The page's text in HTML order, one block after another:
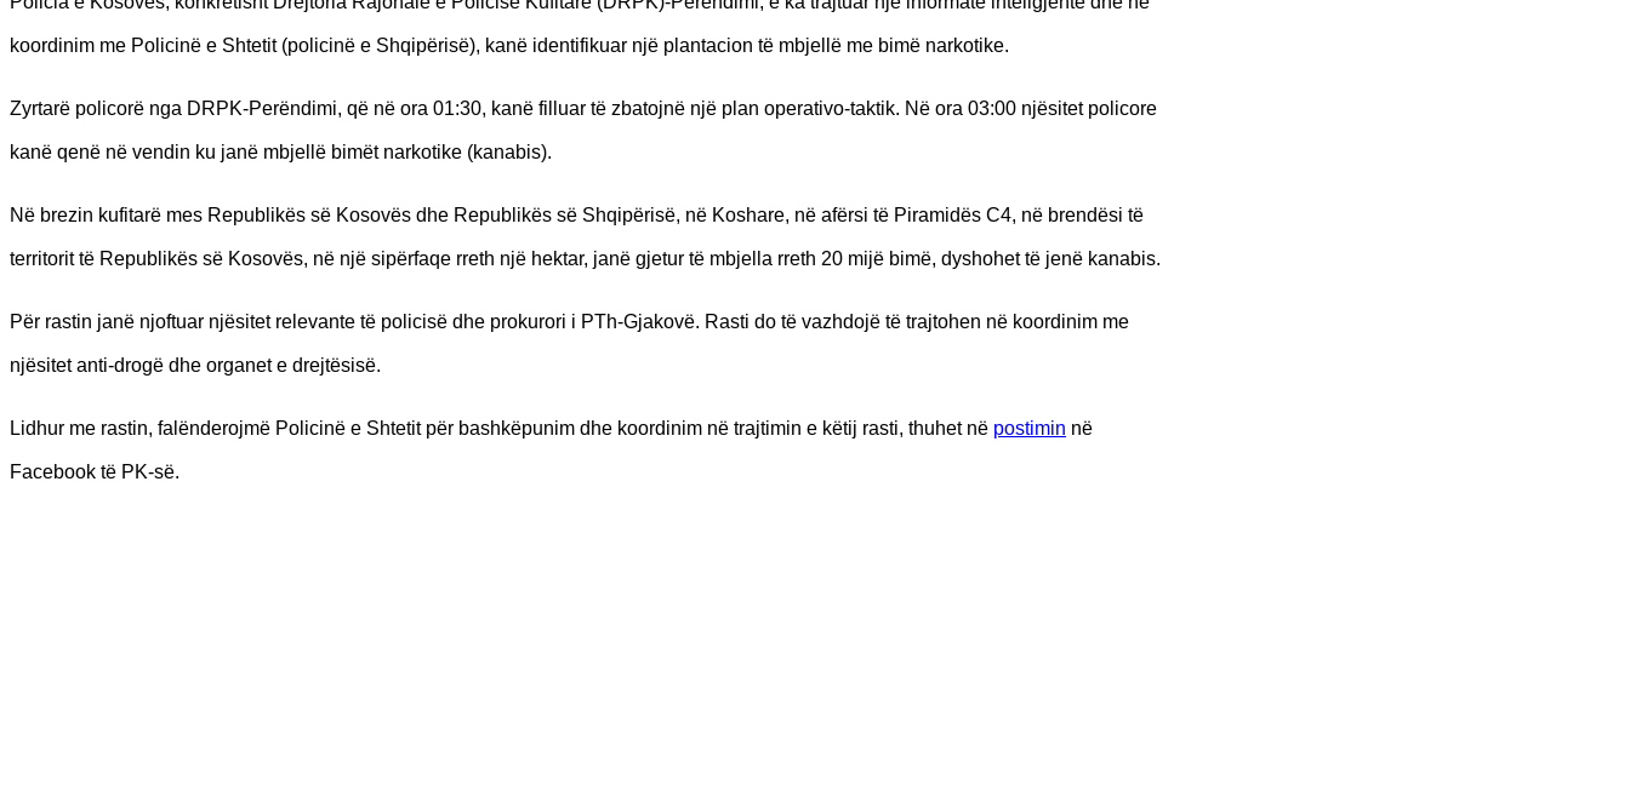
koordinim me Policinë e Shtetit (policinë e Shqipërisë), kanë identifikuar një plantacion të mbjellë me bimë narkotike.
Zyrtarë policorë nga DRPK-Perëndimi, që në ora 01:30, kanë filluar të zbatojnë një plan operativo-taktik. Në ora 03:00 njësitet policore
kanë qenë në vendin ku janë mbjellë bimët narkotike (kanabis).
Në brezin kufitarë mes Republikës së Kosovës dhe Republikës së Shqipërisë, në Koshare, në afërsi të Piramidës C4, në brendësi të
territorit të Republikës së Kosovës, në një sipërfaqe rreth një hektar, janë gjetur të mbjella rreth 20 mijë bimë, dyshohet të jenë kanabis.
Për rastin janë njoftuar njësitet relevante të policisë dhe prokurori i PTh-Gjakovë. Rasti do të vazhdojë të trajtohen në koordinim me
njësitet anti-drogë dhe organet e drejtësisë.
Lidhur me rastin, falënderojmë Policinë e Shtetit për bashkëpunim dhe koordinim në trajtimin e këtij rasti, thuhet në postimin në
Facebook të PK-së.